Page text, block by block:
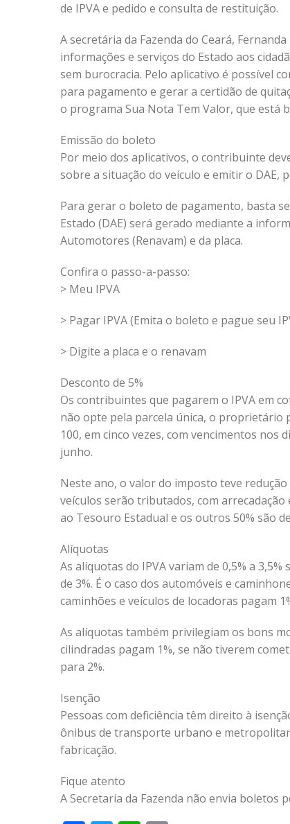
de IPVA e pedido e consulta de restituição.
A secretária da Fazenda do Ceará,
informações e serviços do Estado aos
sem burocracia. Pelo aplicativo é possível
para pagamento e gerar a certidão de
o programa Sua Nota Tem Valor, que está
Emissão do boleto
Por meio dos aplicativos, o contribuinte
sobre a situação do veículo e emitir o DAE,
Para gerar o boleto de pagamento, basta
Estado (DAE) será gerado mediante a
Automotores (Renavam) e da placa.
Confira o passo-a-passo:
> Meu IPVA
> Pagar IPVA (Emita o boleto e pague seu
> Digite a placa e o renavam
Desconto de 5%
Os contribuintes que pagarem o IPVA em
não opte pela parcela única, o proprietário
100, em cinco vezes, com vencimentos nos
junho.
Neste ano, o valor do imposto teve redução
veículos serão tributados, com
ao Tesouro Estadual e os outros 50% são
Alíquotas
As alíquotas do IPVA variam de 0,5% a
de 3%. É o caso dos automóveis e
caminhões e veículos de locadoras pagam
As alíquotas também privilegiam os bons
cilindradas pagam 1%, se não tiverem
para 2%.
Isenção
Pessoas com deficiência têm direito à
ônibus de transporte urbano e
fabricação.
Fique atento
A Secretaria da Fazenda não envia boletos